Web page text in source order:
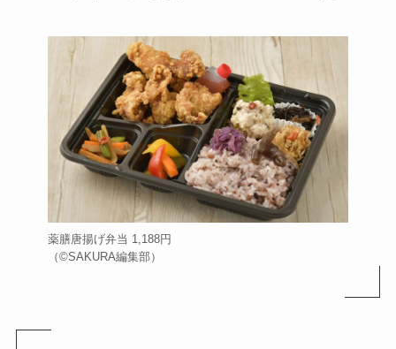
薬膳唐揚げ弁当 1,188円
（©️SAKURA編集部）